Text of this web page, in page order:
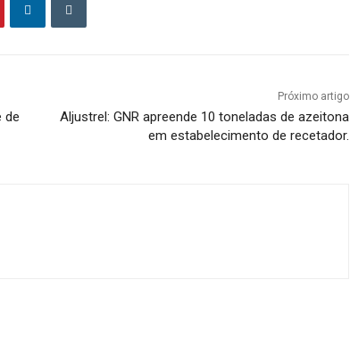
de
Próximo artigo
Aljustrel: GNR apreende 10 toneladas de azeitona
em estabelecimento de recetador.